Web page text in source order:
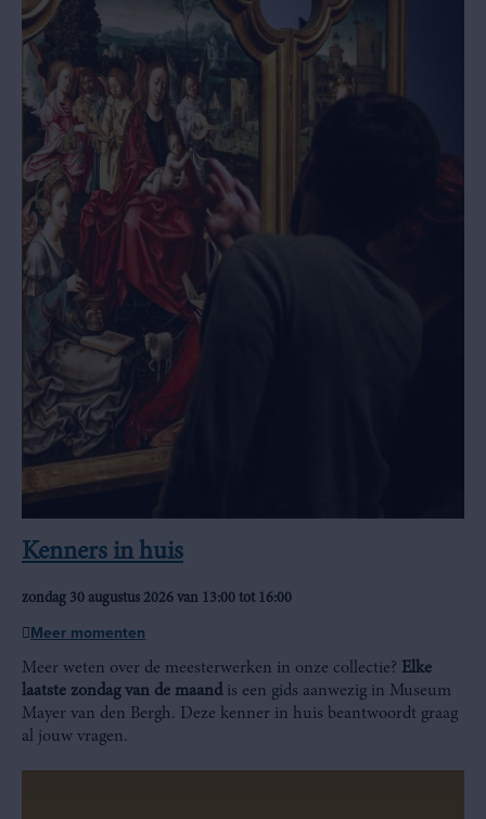
Kenners in huis
zondag 30 augustus 2026 van 13:00 tot 16:00
Meer momenten
Meer weten over de meesterwerken in onze collectie? Elke
laatste zondag van de maandis een gids aanwezig in Museum
Mayer van den Bergh. Deze kenner in huis beantwoordt graag
al jouw vragen.